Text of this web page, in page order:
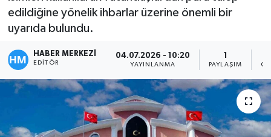
edildiğine yönelik ihbarlar üzerine önemli bir
uyarıda bulundu.
HABER MERKEZİ
EDITÖR
04.07.2026 - 10:20
YAYINLANMA
1
PAYLAŞIM
GENEL
Güncel
KÜLTÜR-SANAT
Magazin